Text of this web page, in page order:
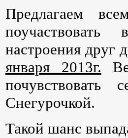
Предлагаем
поучаствовать
настроения друг
января 2013г.
Снегурочкой.
Такой шанс